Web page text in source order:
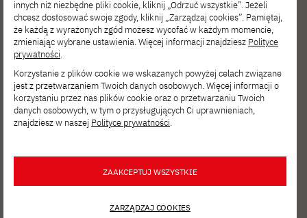
Digital Dragons 2026 już za nami!
AKTUALNOŚCI
Warsaw Python Pizza 2026 po raz
pierwszy w Polsce — i to na PJATK
Za nami Cyber*Noc w PJATK!
innych niż niezbędne pliki cookie, kliknij „Odrzuć wszystkie”. Jeżeli
chcesz dostosować swoje zgody, kliknij „Zarządzaj cookies”. Pamiętaj,
że każdą z wyrażonych zgód możesz wycofać w każdym momencie,
zmieniając wybrane ustawienia. Więcej informacji znajdziesz Polityce
prywatności.
Korzystanie z plików cookie we wskazanych powyżej celach związane
jest z przetwarzaniem Twoich danych osobowych. Więcej informacji o
korzystaniu przez nas plików cookie oraz o przetwarzaniu Twoich
danych osobowych, w tym o przysługujących Ci uprawnieniach,
znajdziesz w naszej Polityce prywatności.
ZAAKCEPTUJ WSZYSTKIE
ZARZĄDZAJ COOKIES